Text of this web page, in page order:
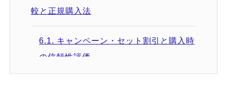
較と正規購入法
6.1. キャンペーン・セット割引と購入時
の信頼性評価